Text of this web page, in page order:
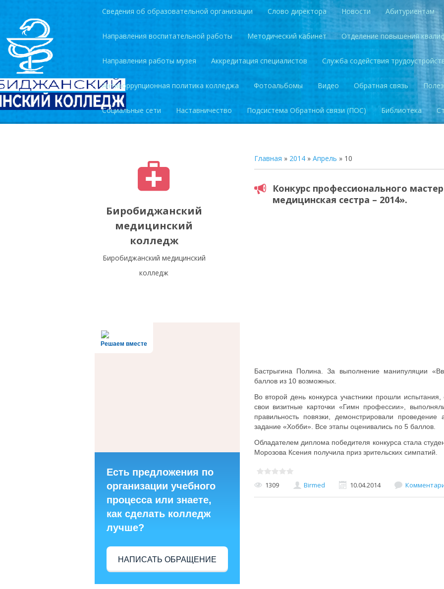
Сведения об образовательной организации Слово директора Новости Абитуриентам
Направления воспитательной работы Методический кабинет Отделение повышения
Направления работы музея Аккредитация специалистов Служба содействия
Антикоррупционная политика колледжа Фотоальбомы Видео Обратная связь
Социальные сети Наставничество Подсистема Обратной связи (ПОС) Библиотека
Биробиджанский
медицинский
колледж
Биробиджанский медицинский
колледж
Главная » 2014 » Апрель » 10
Конкурс профессионального
медицинская сестра – 2014».
Бастрыгина Полина. За выполнение манипуляции
баллов из 10 возможных.
Во второй день конкурса участники прошли
свои визитные карточки «Гимн профессии»,
правильность повязки, демонстрировали
задание «Хобби». Все этапы оценивались по 5 баллов.
Обладателем диплома победителя конкурса стала
Морозова Ксения получила приз зрительских симпатий.
1309 Birmed 10.04.2014
Решаем вместе
Есть предложения по
организации учебного
процесса или знаете,
как сделать колледж
лучше?
НАПИСАТЬ ОБРАЩЕНИЕ